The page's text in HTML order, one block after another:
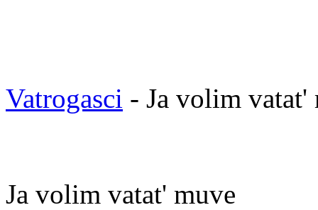
Vatrogasci - Ja volim vatat'
Ja volim vatat' muve